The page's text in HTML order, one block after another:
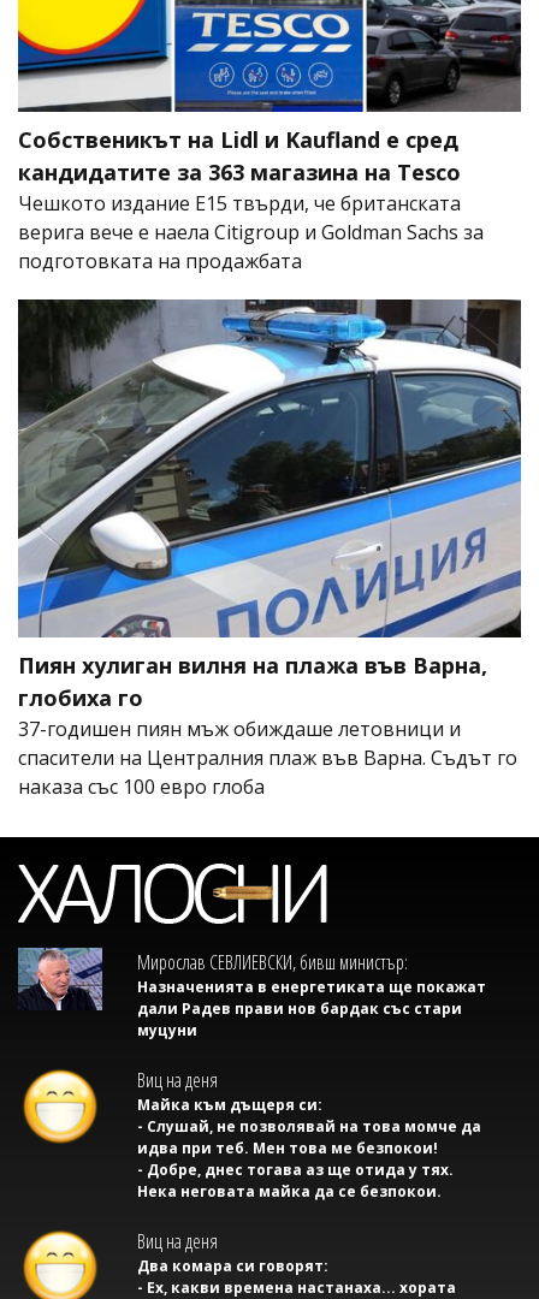
Собственикът на Lidl и Kaufland е сред
кандидатите за 363 магазина на Tesco
Чешкото издание E15 твърди, че британската
верига вече е наела Citigroup и Goldman Sachs за
подготовката на продажбата
Пиян хулиган вилня на плажа във Варна,
глобиха го
37-годишен пиян мъж обиждаше летовници и
спасители на Централния плаж във Варна. Съдът го
наказа със 100 евро глоба
Мирослав СЕВЛИЕВСКИ, бивш министър:
Назначенията в енергетиката ще покажат
дали Радев прави нов бардак със стари
муцуни
Виц на деня
Майка към дъщеря си:
- Слушай, не позволявай на това момче да
идва при теб. Мен това ме безпокои!
- Добре, днес тогава аз ще отида у тях.
Нека неговата майка да се безпокои.
Виц на деня
Два комара си говорят:
- Ех, какви времена настанаха... хората